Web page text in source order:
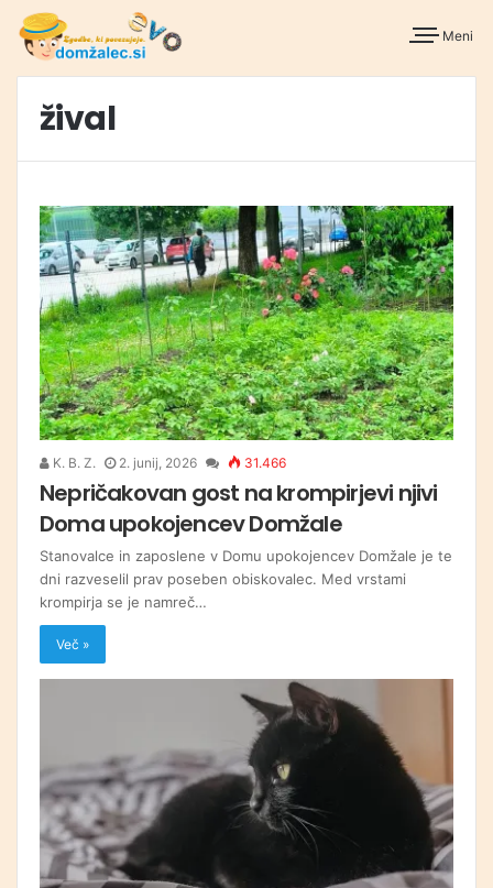
Meni
žival
K. B. Z. 2. junij, 2026 31.466
Nepričakovan gost na krompirjevi njivi
Doma upokojencev Domžale
Stanovalce in zaposlene v Domu upokojencev Domžale je te
dni razveselil prav poseben obiskovalec. Med vrstami
krompirja se je namreč…
Več »